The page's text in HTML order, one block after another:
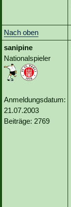
Nach oben
sanipine
Nationalspieler
Anmeldungsdatum:
21.07.2003
Beiträge: 2769